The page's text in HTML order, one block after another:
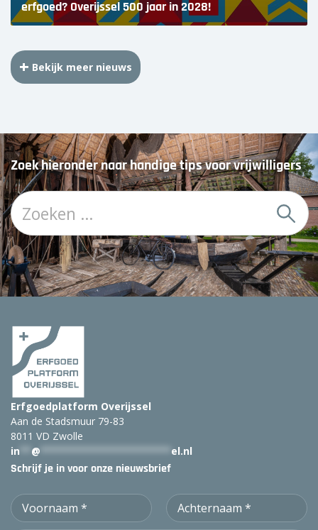
erfgoed? Overijssel 500 jaar in 2028!
Bekijk meer nieuws
Zoek hieronder naar handige tips voor vrijwilligers
Z
o
e
k
:
Erfgoedplatform Overijssel
Aan de Stadsmuur 79-83
8011 VD Zwolle
in
@ el.nl
Schrijf je in voor onze nieuwsbrief